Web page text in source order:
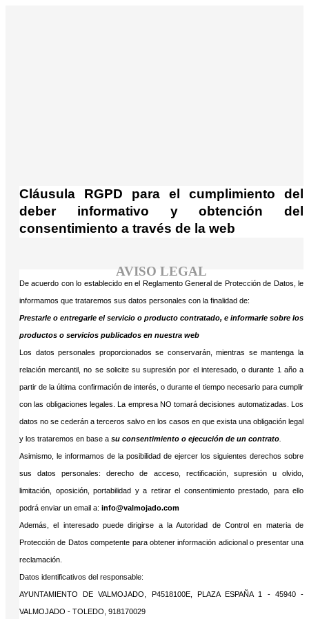
Cláusula RGPD para el cumplimiento del
deber informativo y obtención del
consentimiento a través de la web
AVISO LEGAL
De acuerdo con lo establecido en el Reglamento General de Protección de Datos, le
informamos que trataremos sus datos personales con la finalidad de:
Prestarle o entregarle el servicio o producto contratado, e informarle sobre los
productos o servicios publicados en nuestra web
Los datos personales proporcionados se conservarán, mientras se mantenga la
relación mercantil, no se solicite su supresión por el interesado, o durante 1 año a
partir de la última confirmación de interés, o durante el tiempo necesario para cumplir
con las obligaciones legales. La empresa NO tomará decisiones automatizadas. Los
datos no se cederán a terceros salvo en los casos en que exista una obligación legal
y los trataremos en base a su consentimiento o ejecución de un contrato
Asimismo, le informamos de la posibilidad de ejercer los siguientes derechos sobre
sus datos personales: derecho de acceso, rectificación, supresión u olvido,
limitación, oposición, portabilidad y a retirar el consentimiento prestado, para ello
podrá enviar un email a: info@valmojado.com
Además, el interesado puede dirigirse a la Autoridad de Control en materia de
Protección de Datos competente para obtener información adicional o presentar una
reclamación.
Datos identificativos del responsable:
AYUNTAMIENTO DE VALMOJADO, P4518100E, PLAZA ESPAÑA 1 - 45940 -
VALMOJADO - TOLEDO, 918170029